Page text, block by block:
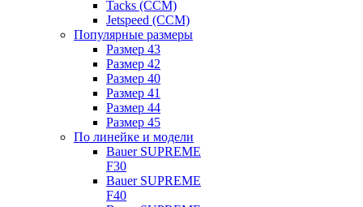
Tacks (CCM)
Jetspeed (CCM)
Популярные размеры
Размер 43
Размер 42
Размер 40
Размер 41
Размер 44
Размер 45
По линейке и модели
Bauer SUPREME
F30
Bauer SUPREME
F40